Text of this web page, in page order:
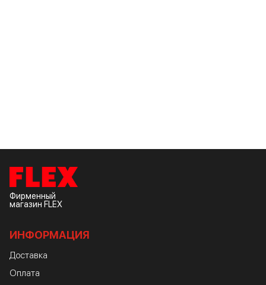
Фирменный
магазин FLEX
ИНФОРМАЦИЯ
Доставка
Оплата